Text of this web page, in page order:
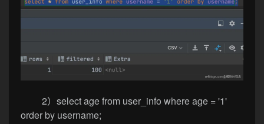
2）select age from user_info where age = '1'
order by username;